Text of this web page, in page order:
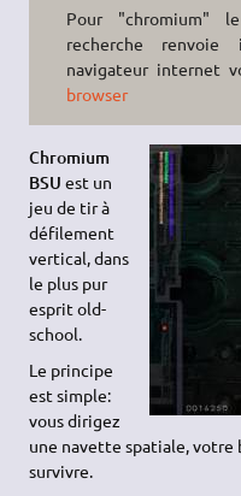
Pour "chromium"
recherche
navigateur internet
browser
Chromium
BSU est un
jeu de tir à
défilement
vertical, dans
le plus pur
esprit old-
school.
Le principe
est simple:
vous dirigez
une navette spatiale, votre
survivre.